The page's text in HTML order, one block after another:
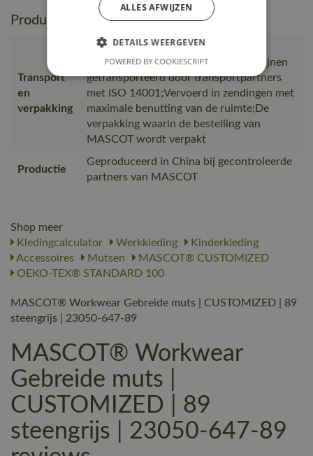
Productie en verpakking
Transport
en
verpakking
is gemaakt van of bevat gerecycled
materiaal, Van productie naar magazijnen
getransporteerd door transportpartners
met ISO 14001;Vervoerd in zendingen met
maximale benutting van de ruimte;De
verpakking waarin de bestelling van
MASCOT wordt verpakt
Productie
Geproduceerd in China bij gecontroleerde
partners van MASCOT
Shop meer
Kledingcalculator
Werkkleding
Kinderkleding
Accessoires
Mutsen
MASCOT® CUSTOMIZED
OEKO-TEX® STANDARD 100
MASCOT® Workwear Gebreide muts | CUSTOMIZED | 89
steengrijs | 23050-647-89
MASCOT® Workwear
Gebreide muts |
CUSTOMIZED | 89
steengrijs | 23050-647-89
ALLES AFWIJZEN
DETAILS WEERGEVEN
POWERED BY COOKIESCRIPT